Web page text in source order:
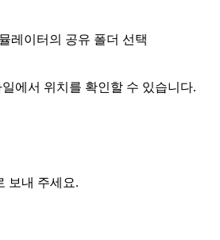
레이터의 공유 폴더 선택
에서 위치를 확인할 수 있습니다.
보내 주세요.